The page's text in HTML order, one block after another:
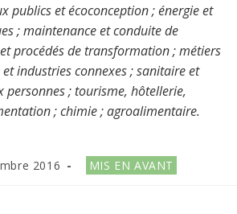
publics et écoconception ; énergie et
; maintenance et conduite de
procédés de transformation ; métiers
et industries connexes ; sanitaire et
personnes ; tourisme, hôtellerie,
; chimie ; agroalimentaire.
2016
Post
category:
MIS EN AVANT